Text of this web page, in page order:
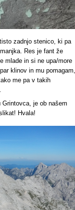
zadnjo stenico, ki pa
Res je fant že
mlade in si ne upa/more
klinov in mu pomagam,
me pa v takih
je ob našem
Hvala!